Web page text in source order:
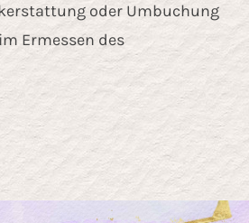
oder Umbuchung
Ermessen des